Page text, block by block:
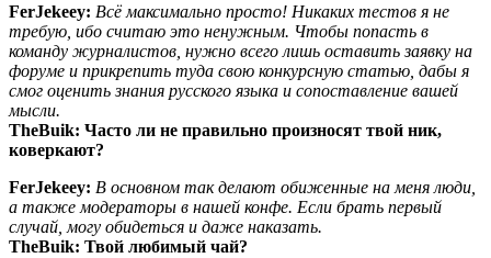
FerJekeey: Всё максимально просто! Никаких тестов я не
требую, ибо считаю это ненужным. Чтобы попасть в
команду журналистов, нужно всего лишь оставить заявку на
форуме и прикрепить туда свою конкурсную статью, дабы я
смог оценить знания русского языка и сопоставление вашей
мысли.
TheBuik: Часто ли не правильно произносят твой ник,
коверкают?
FerJekeey: В основном так делают обиженные на меня люди,
а также модераторы в нашей конфе. Если брать первый
случай, могу обидеться и даже наказать.
TheBuik: Твой любимый чай?